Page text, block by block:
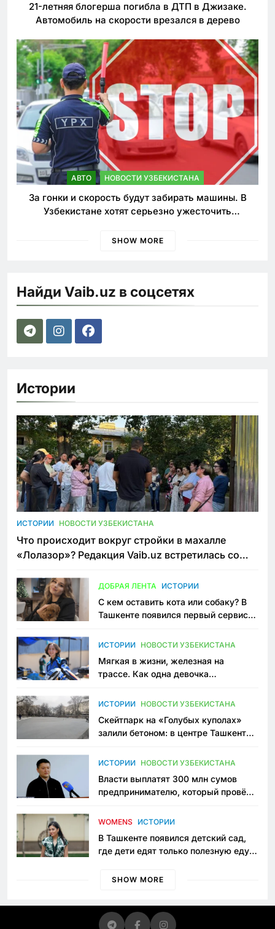
21-летняя блогерша погибла в ДТП в Джизаке.
Автомобиль на скорости врезался в дерево
АВТО НОВОСТИ УЗБЕКИСТАНА
За гонки и скорость будут забирать машины. В
Узбекистане хотят серьезно ужесточить
SHOW MORE
Найди Vaib.uz в соцсетях
Истории
ИСТОРИИ НОВОСТИ УЗБЕКИСТАНА
Что происходит вокруг стройки в махалле
«Лолазор»? Редакция Vaib.uz встретилась со
ДОБРАЯ ЛЕНТА ИСТОРИИ
С кем оставить кота или собаку? В
Ташкенте появился первый сервис
ИСТОРИИ НОВОСТИ УЗБЕКИСТАНА
Мягкая в жизни, железная на
трассе. Как одна девочка
Узбекистане
ИСТОРИИ НОВОСТИ УЗБЕКИСТАНА
Скейтпарк на «Голубых куполах»
залили бетоном: в центре Ташкента
пространство
ИСТОРИИ НОВОСТИ УЗБЕКИСТАНА
Власти выплатят 300 млн сумов
предпринимателю, который провёл
приговору
WOMENS ИСТОРИИ
В Ташкенте появился детский сад,
где дети едят только полезную еду.
просить «кашу без сахара»
SHOW MORE